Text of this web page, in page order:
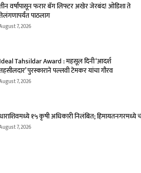
वर्षांपासून फरार बॅग लिफ्टर अखेर जेरबंद! ओडिशा ते
पाठलाग
7, 2026
Ideal Tahsildar Award : महसूल दिनी ‘आदर्श
पुरस्काराने पल्लवी टेमकर यांचा गौरव
7, 2026
१५ कृषी अधिकारी निलंबित; हिमायतनगरमध्ये
7, 2026